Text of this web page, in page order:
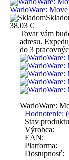
WarioWare:
38.03 €
Tovar vám
adresu.
do 3
WarioWare:
Hodnotenie:
Stav
Výrobca:
EAN:
Platforma:
Dostupnosť: